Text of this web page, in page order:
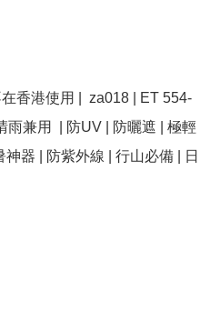
香港使用 |  za018 | ET 554-
雨兼用  | 防UV | 防曬遮 | 極輕
器 | 防紫外線 | 行山必備 | 日